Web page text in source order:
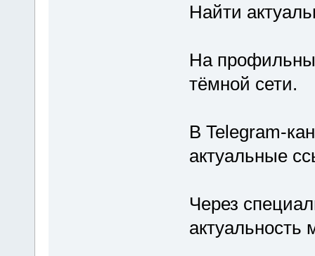
Найти
На
тёмной сети.
В Telegram-
актуальные
Через
актуальность